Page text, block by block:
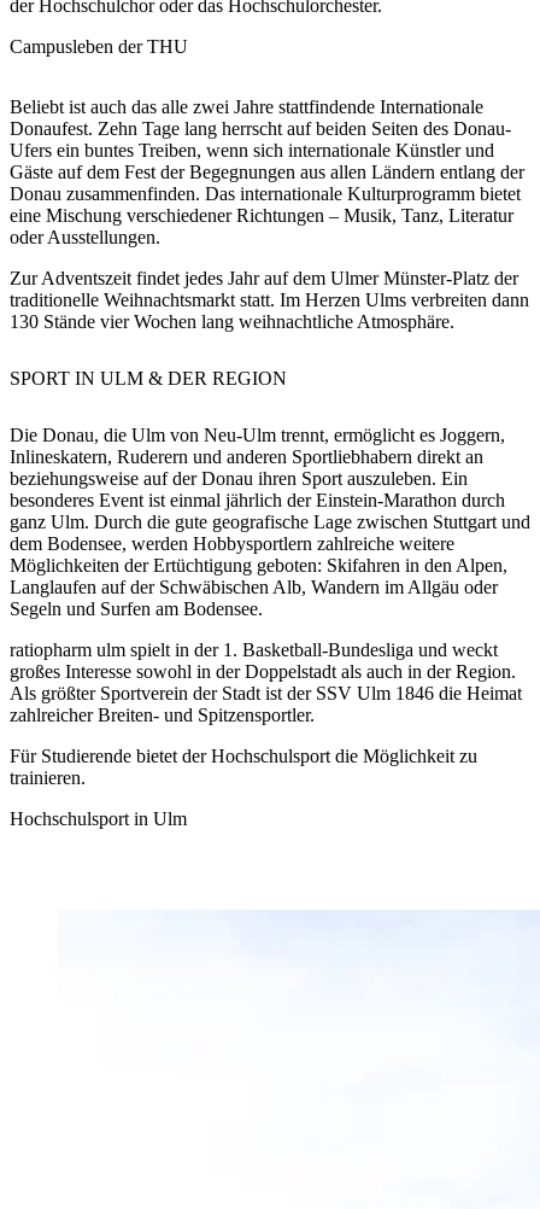
der Hochschulchor oder das Hochschulorchester.
Campusleben der THU
Beliebt ist auch das alle zwei Jahre stattfindende Internationale
Donaufest. Zehn Tage lang herrscht auf beiden Seiten des Donau-
Ufers ein buntes Treiben, wenn sich internationale Künstler und
Gäste auf dem Fest der Begegnungen aus allen Ländern entlang der
Donau zusammenfinden. Das internationale Kulturprogramm bietet
eine Mischung verschiedener Richtungen – Musik, Tanz, Literatur
oder Ausstellungen.
Zur Adventszeit findet jedes Jahr auf dem Ulmer Münster-Platz der
traditionelle Weihnachtsmarkt statt. Im Herzen Ulms verbreiten dann
130 Stände vier Wochen lang weihnachtliche Atmosphäre.
SPORT IN ULM & DER REGION
Die Donau, die Ulm von Neu-Ulm trennt, ermöglicht es Joggern,
Inlineskatern, Ruderern und anderen Sportliebhabern direkt an
beziehungsweise auf der Donau ihren Sport auszuleben. Ein
besonderes Event ist einmal jährlich der Einstein-Marathon durch
ganz Ulm. Durch die gute geografische Lage zwischen Stuttgart und
dem Bodensee, werden Hobbysportlern zahlreiche weitere
Möglichkeiten der Ertüchtigung geboten: Skifahren in den Alpen,
Langlaufen auf der Schwäbischen Alb, Wandern im Allgäu oder
Segeln und Surfen am Bodensee.
ratiopharm ulm spielt in der 1. Basketball-Bundesliga und weckt
großes Interesse sowohl in der Doppelstadt als auch in der Region.
Als größter Sportverein der Stadt ist der SSV Ulm 1846 die Heimat
zahlreicher Breiten- und Spitzensportler.
Für Studierende bietet der Hochschulsport die Möglichkeit zu
trainieren.
Hochschulsport in Ulm